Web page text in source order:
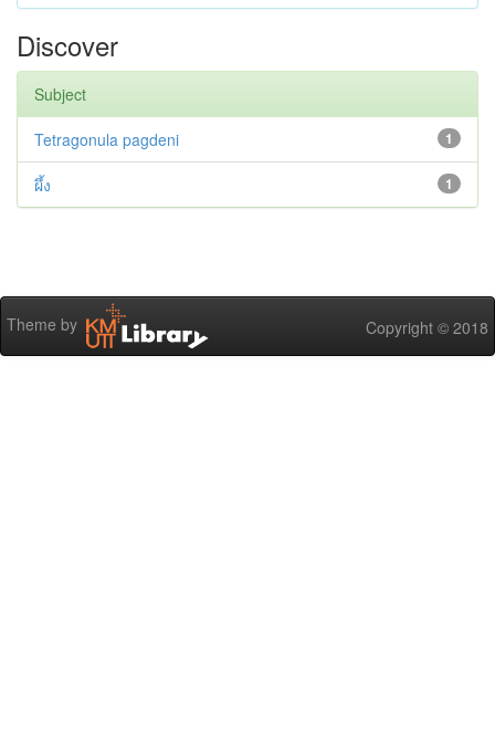
Discover
Subject
1
Tetragonula pagdeni
1
ผึ้ง
Theme by Copyright © 2018